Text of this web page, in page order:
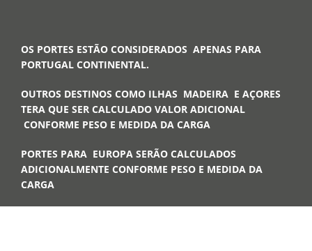
OS PORTES ESTÃO CONSIDERADOS APENAS PARA
PORTUGAL CONTINENTAL.
OUTROS DESTINOS COMO ILHAS MADEIRA E AÇORES
TERA QUE SER CALCULADO VALOR ADICIONAL
CONFORME PESO E MEDIDA DA CARGA
PORTES PARA EUROPA SERÃO CALCULADOS
ADICIONALMENTE CONFORME PESO E MEDIDA DA
CARGA